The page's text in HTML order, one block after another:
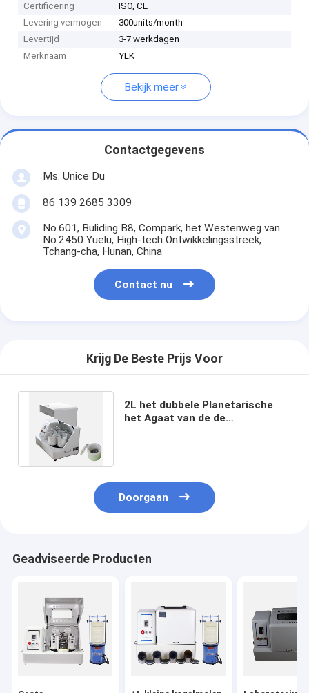
Certificering
ISO, CE
Levering vermogen
300units/month
Levertijd
3-7 werkdagen
Merknaam
YLK
Bekijk meer
Contactgegevens
Ms. Unice Du
86 139 2685 3309
No.601, Buliding B8, Compark, het Westenweg van
No.2450 Yuelu, High-tech Ontwikkelingsstreek,
Tchang-cha, Hunan, China
Contact nu
Krijg De Beste Prijs Voor
2L het dubbele Planetarische
het Agaat van de de
Doorgaan
Geadviseerde Producten